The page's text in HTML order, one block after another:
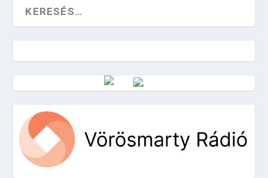
Vörösmarty Rádió